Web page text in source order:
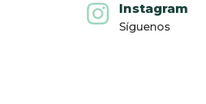
 Instagram
Síguenos